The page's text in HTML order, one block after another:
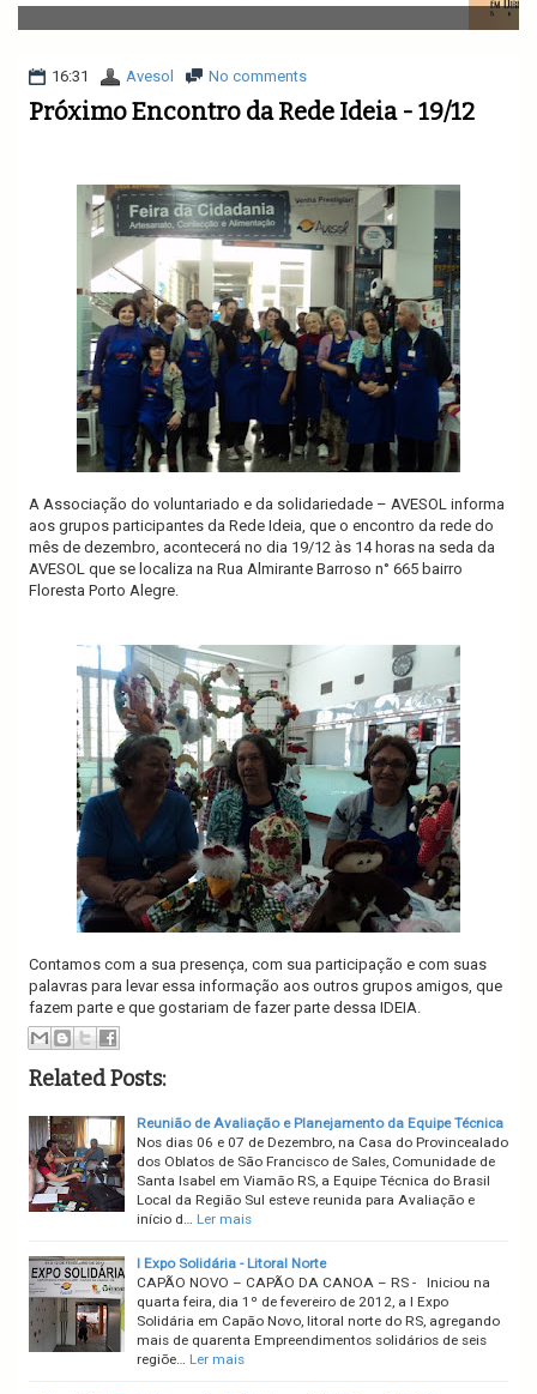
v
i
a
i
16:31 Avesol No comments
Próximo Encontro da Rede Ideia - 19/12
A Associação do voluntariado e da solidariedade – AVESOL informa
aos grupos participantes da Rede Ideia, que o encontro da rede do
mês de dezembro, acontecerá no dia 19/12 às 14 horas na seda da
AVESOL que se localiza na Rua Almirante Barroso n° 665 bairro
Floresta Porto Alegre.
Contamos com a sua presença, com sua participação e com suas
palavras para levar essa informação aos outros grupos amigos, que
fazem parte e que gostariam de fazer parte dessa IDEIA.
Related Posts:
Reunião de Avaliação e Planejamento da Equipe Técnica
Nos dias 06 e 07 de Dezembro, na Casa do Provincealado
dos Oblatos de São Francisco de Sales, Comunidade de
Santa Isabel em Viamão RS, a Equipe Técnica do Brasil
Local da Região Sul esteve reunida para Avaliação e
início d… Ler mais
I Expo Solidária - Litoral Norte
CAPÃO NOVO – CAPÃO DA CANOA – RS - Iniciou na
quarta feira, dia 1º de fevereiro de 2012, a I Expo
Solidária em Capão Novo, litoral norte do RS, agregando
mais de quarenta Empreendimentos solidários de seis
regiõe… Ler mais